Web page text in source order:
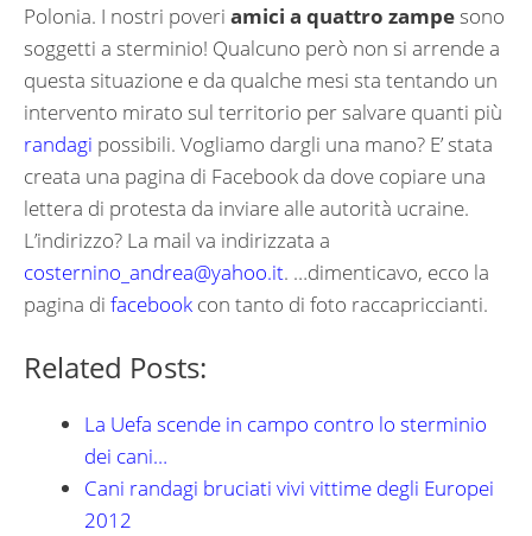
Polonia. I nostri poveri amici a quattro zampesono
soggetti a sterminio! Qualcuno però non si arrende a
questa situazione e da qualche mesi sta tentando un
intervento mirato sul territorio per salvare quanti più
randagi possibili. Vogliamo dargli una mano? E’ stata
creata una pagina di Facebook da dove copiare una
lettera di protesta da inviare alle autorità ucraine.
L’indirizzo? La mail va indirizzata a
costernino_andrea@yahoo.it. …dimenticavo, ecco la
pagina di facebook con tanto di foto raccapriccianti.
Related Posts:
La Uefa scende in campo contro lo sterminio
dei cani…
Cani randagi bruciati vivi vittime degli Europei
2012